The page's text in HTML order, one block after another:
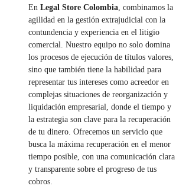
En Legal Store Colombia, combinamos la
agilidad en la gestión extrajudicial con la
contundencia y experiencia en el litigio
comercial. Nuestro equipo no solo domina
los procesos de ejecución de títulos valores,
sino que también tiene la habilidad para
representar tus intereses como acreedor en
complejas situaciones de reorganización y
liquidación empresarial, donde el tiempo y
la estrategia son clave para la recuperación
de tu dinero. Ofrecemos un servicio que
busca la máxima recuperación en el menor
tiempo posible, con una comunicación clara
y transparente sobre el progreso de tus
cobros.